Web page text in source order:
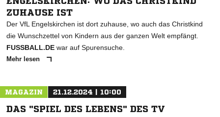
ZUHAUSE IST
Der VfL Engelskirchen ist dort zuhause, wo auch das Christkind
die Wunschzettel von Kindern aus der ganzen Welt empfängt.
FUSSBALL.DE war auf Spurensuche.
Mehr lesen
MAGAZIN 21.12.2024 | 10:00
DAS "SPIEL DES LEBENS" DES TV